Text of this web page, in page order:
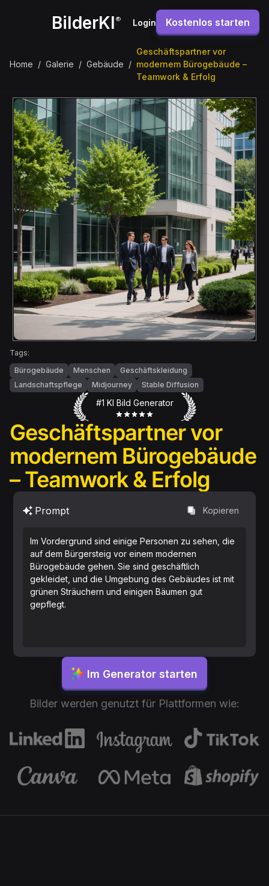
BilderKI® Login Kostenlos starten
Home / Galerie / Gebäude /
Geschäftspartner vor
modernem Bürogebäude –
Teamwork & Erfolg
Tags:
Bürogebäude
Menschen
Geschäftskleidung
Landschaftspflege
Midjourney Stable Diffusion
#1 KI Bild Generator
Geschäftspartner vor
modernem Bürogebäude
– Teamwork & Erfolg
Prompt Kopieren
Im Vordergrund sind einige Personen zu sehen, die
auf dem Bürgersteig vor einem modernen
Bürogebäude gehen. Sie sind geschäftlich
gekleidet, und die Umgebung des Gebäudes ist mit
grünen Sträuchern und einigen Bäumen gut
gepflegt.
Im Generator starten
Bilder werden genutzt für Plattformen wie: